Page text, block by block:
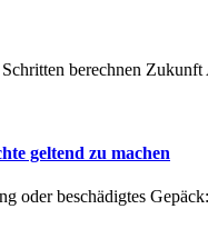
berechnen
geltend zu machen
oder beschädigtes